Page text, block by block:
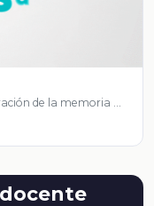
de la memoria …